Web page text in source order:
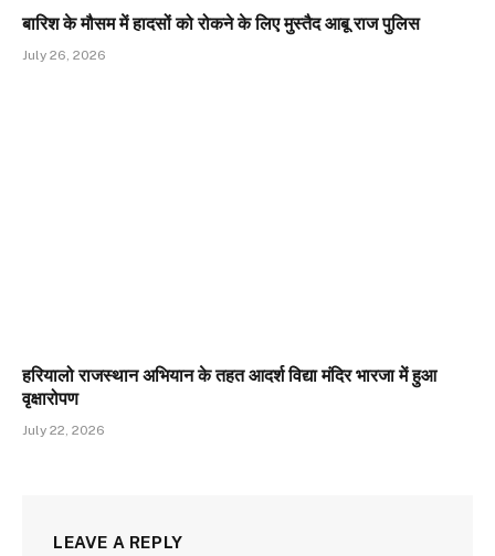
बारिश के मौसम में हादसों को रोकने के लिए मुस्तैद आबू राज पुलिस
July 26, 2026
हरियालो राजस्थान अभियान के तहत आदर्श विद्या मंदिर भारजा में हुआ
वृक्षारोपण
July 22, 2026
LEAVE A REPLY